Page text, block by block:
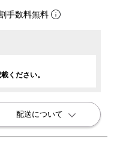
手数料無料
ください。
配送について